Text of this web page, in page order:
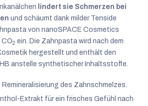
Deutsch
lindert sie Schmerzen bei
und schäumt dank milder Tenside
von nanoSPACE Cosmetics
2 ein. Die Zahnpasta wird nach dem
hergestellt und enthält den
anstelle synthetischer Inhaltsstoffe.
des Zahnschmelzes.
Extrakt für ein frisches Gefühl nach